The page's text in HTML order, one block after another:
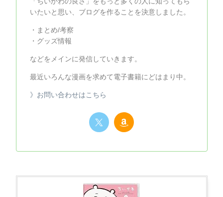
いたいと思い、ブログを作ることを決意しました。
・まとめ/考察
・グッズ情報
などをメインに発信していきます。
最近いろんな漫画を求めて電子書籍にどはまり中。
》お問い合わせはこちら